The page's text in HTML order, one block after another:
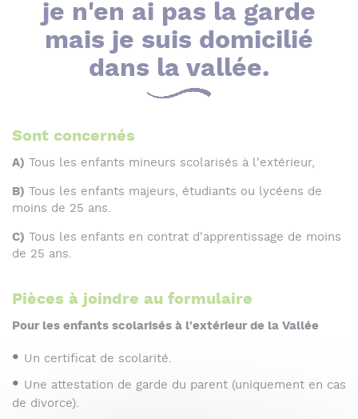
je n'en ai pas la garde
mais je suis domicilié
dans la vallée.
Sont concernés
A) Tous les enfants mineurs scolarisés à l'extérieur,
B) Tous les enfants majeurs, étudiants ou lycéens de
moins de 25 ans.
C) Tous les enfants en contrat d'apprentissage de moins
de 25 ans.
Pièces à joindre au formulaire
Pour les enfants scolarisés à l'extérieur de la Vallée
Un certificat de scolarité.
Une attestation de garde du parent (uniquement en cas
de divorce).